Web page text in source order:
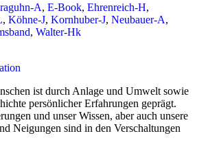
und
Wahn­
sinnBegabung
Sicht
der
Neuro­
wissen­
A,E-Book,Ehrenreich-H,
,Köhne-J,Kornhuber-J,Neubauer-A,
,Walter-Hk
ist durch Anlage und Umwelt sowie
persönlicher Erfahrungen geprägt.
und unser Wissen, aber auch unsere
Neigungen sind in den Verschaltungen